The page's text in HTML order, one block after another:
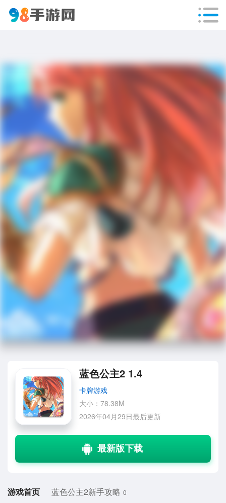
蓝色公主2 1.4
卡牌游戏
大小：78.38M
2026年04月29日最后更新
游戏首页 蓝色公主2新手攻略 0